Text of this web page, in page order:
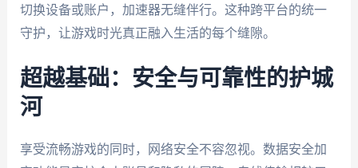
切换设备或账户，加速器无缝伴行。这种跨平台的统一
守护，让游戏时光真正融入生活的每个缝隙。
超越基础：安全与可靠性的护城
河
享受流畅游戏的同时，网络安全不容忽视。数据安全加